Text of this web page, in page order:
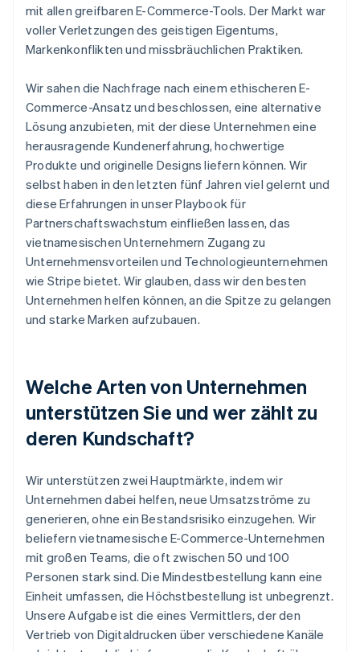
mit allen greifbaren E-Commerce-Tools. Der Markt war
voller Verletzungen des geistigen Eigentums,
Markenkonflikten und missbräuchlichen Praktiken.
Wir sahen die Nachfrage nach einem ethischeren E-
Commerce-Ansatz und beschlossen, eine alternative
Lösung anzubieten, mit der diese Unternehmen eine
herausragende Kundenerfahrung, hochwertige
Produkte und originelle Designs liefern können. Wir
selbst haben in den letzten fünf Jahren viel gelernt und
diese Erfahrungen in unser Playbook für
Partnerschaftswachstum einfließen lassen, das
vietnamesischen Unternehmern Zugang zu
Unternehmensvorteilen und Technologieunternehmen
wie Stripe bietet. Wir glauben, dass wir den besten
Unternehmen helfen können, an die Spitze zu gelangen
und starke Marken aufzubauen.
Welche Arten von Unternehmen
unterstützen Sie und wer zählt zu
deren Kundschaft?
Wir unterstützen zwei Hauptmärkte, indem wir
Unternehmen dabei helfen, neue Umsatzströme zu
generieren, ohne ein Bestandsrisiko einzugehen. Wir
beliefern vietnamesische E-Commerce-Unternehmen
mit großen Teams, die oft zwischen 50 und 100
Personen stark sind. Die Mindestbestellung kann eine
Einheit umfassen, die Höchstbestellung ist unbegrenzt.
Unsere Aufgabe ist die eines Vermittlers, der den
Vertrieb von Digitaldrucken über verschiedene Kanäle